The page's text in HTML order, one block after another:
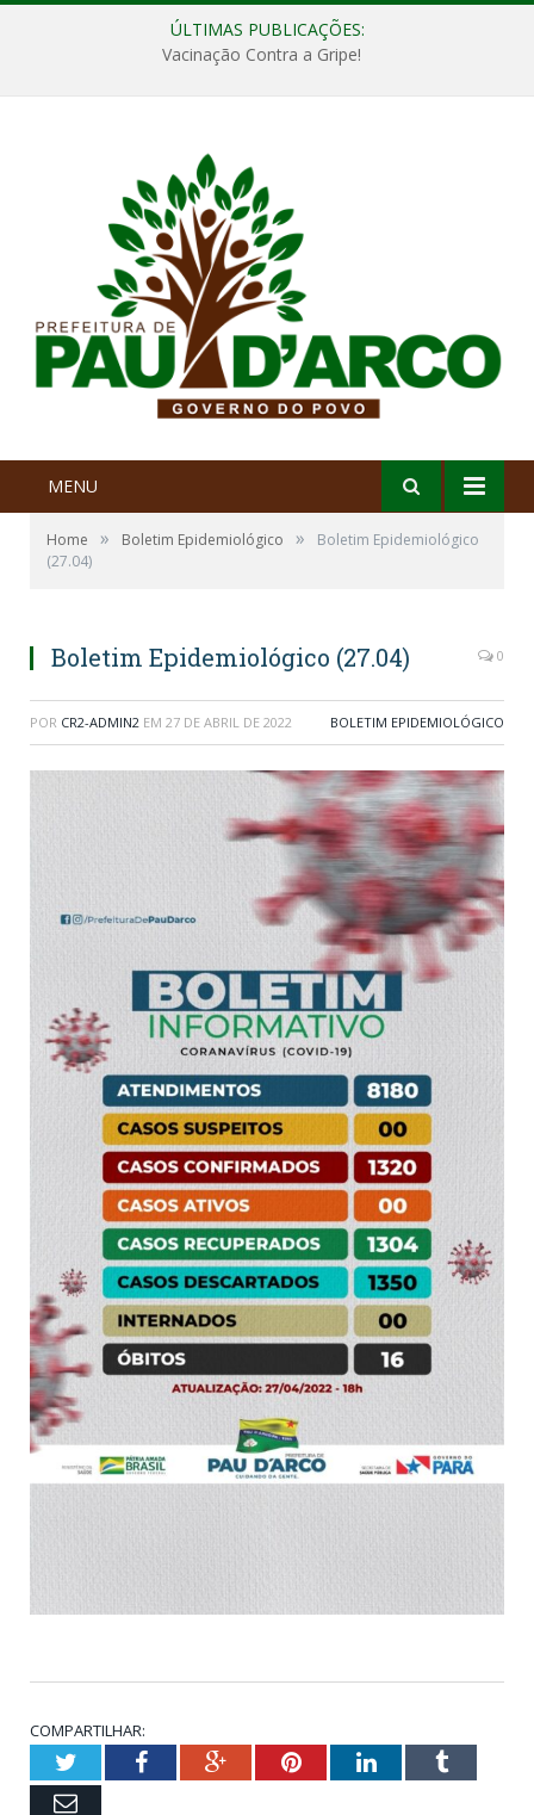
ÚLTIMAS PUBLICAÇÕES:
Vacinação Contra a Gripe!
MENU
Home » Boletim Epidemiológico »
Boletim Epidemiológico
(27.04)
Boletim Epidemiológico (27.04) 0
POR CR2-ADMIN2 EM 27 DE ABRIL DE 2022 BOLETIM EPIDEMIOLÓGICO
COMPARTILHAR:
TwitterFacebookGoogle+PinterestLinkedInTumblr
Email